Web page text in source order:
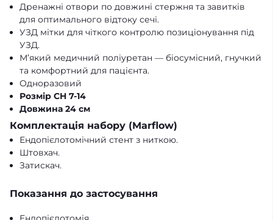
Дренажні отвори по довжині стержня та завитків
для оптимального відтоку сечі.
УЗД мітки для чіткого контролю позиціонування під
УЗД.
М’який медичний поліуретан — біосумісний, гнучкий
та комфортний для пацієнта.
Одноразовий
Розмір CH 7-14
Довжина 24 см
Комплектація набору (Marflow)
Ендопієлотомічний стент з ниткою.
Штовхач.
Затискач.
Показання до застосування